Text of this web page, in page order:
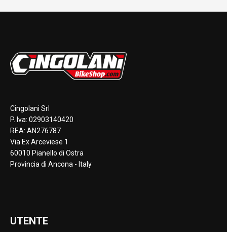
Cingolani Srl
P. Iva: 02903140420
REA: AN276787
Via Ex Arceviese 1
60010 Pianello di Ostra
Provincia di Ancona - Italy
UTENTE